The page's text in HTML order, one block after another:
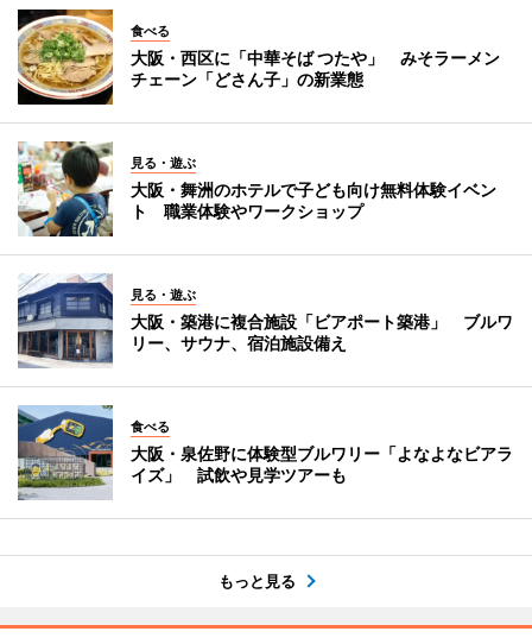
食べる
大阪・西区に「中華そば つたや」 みそラーメン
チェーン「どさん子」の新業態
見る・遊ぶ
大阪・舞洲のホテルで子ども向け無料体験イベン
ト 職業体験やワークショップ
見る・遊ぶ
大阪・築港に複合施設「ビアポート築港」 ブルワ
リー、サウナ、宿泊施設備え
食べる
大阪・泉佐野に体験型ブルワリー「よなよなビアラ
イズ」 試飲や見学ツアーも
もっと見る